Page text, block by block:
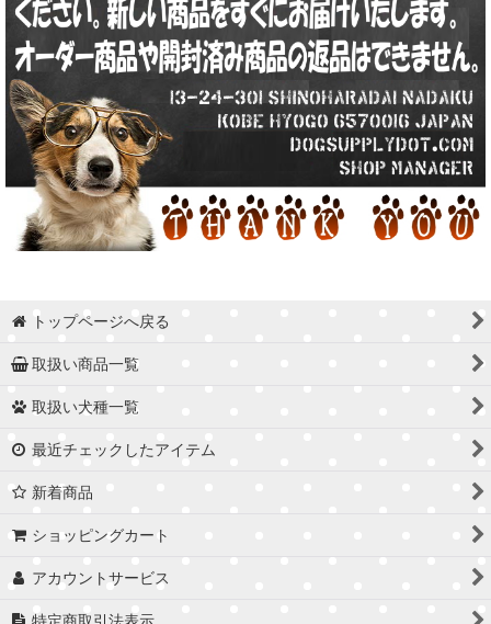
トップページへ戻る
取扱い商品一覧
取扱い犬種一覧
最近チェックしたアイテム
新着商品
ショッピングカート
アカウントサービス
特定商取引法表示